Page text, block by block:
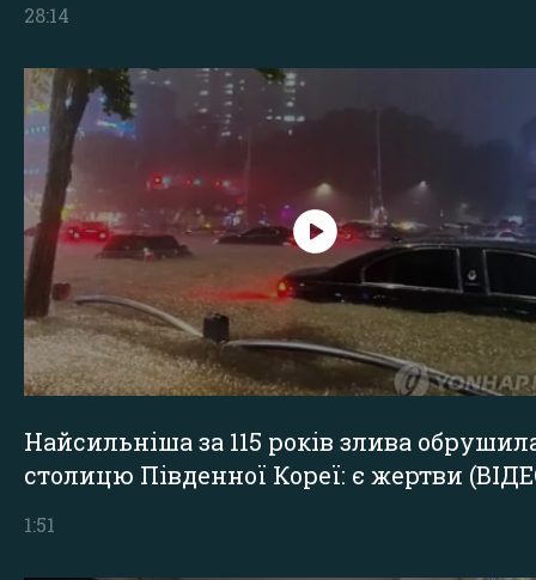
28:14
Найсильніша за 115 років злива
столицю Південної Кореї: є жертви
1:51